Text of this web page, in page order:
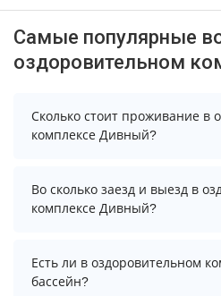
Самые популярные
оздоровительном
Сколько стоит проживание в
комплексе Дивный?
Стоимость проживания в
комплексе Дивный
Во сколько заезд и выезд в
комплексе Дивный?
Заезд возможен после 15:00,
осуществить до 12:00.
Есть ли в оздоровительном
бассейн?